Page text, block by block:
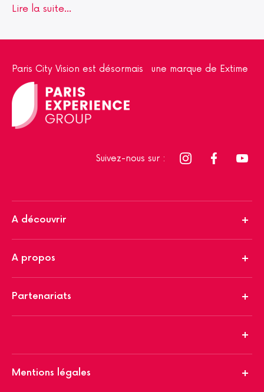
Lire la suite...
Paris City Vision est désormais une marque de Extime
Suivez-nous sur :
A découvrir
A propos
Partenariats
Mentions légales